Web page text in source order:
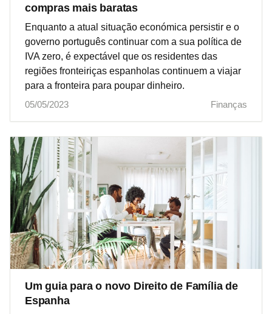
compras mais baratas
Enquanto a atual situação económica persistir e o
governo português continuar com a sua política de
IVA zero, é expectável que os residentes das
regiões fronteiriças espanholas continuem a viajar
para a fronteira para poupar dinheiro.
05/05/2023
Finanças
Um guia para o novo Direito de Família de
Espanha